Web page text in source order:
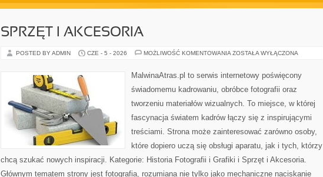
SPRZĘT I AKCESORIA
POSTED BY ADMIN CZE - 5 - 2026 MOŻLIWOŚĆ KOMENTOWANIA SPRZĘT
ZOSTAŁA WYŁĄCZONA
MalwinaAtras.pl to serwis internetowy poświęcony
świadomemu kadrowaniu, obróbce fotografii oraz
tworzeniu materiałów wizualnych. To miejsce, w której
fascynacja światem kadrów łączy się z inspirującymi
treściami. Strona może zainteresować zarówno osoby,
które dopiero uczą się obsługi aparatu, jak i tych, którzy
chcą szukać nowych inspiracji. Kategorie: Historia Fotografii i Grafiki i Sprzęt i Akcesoria.
Głównym tematem strony jest fotografia, rozumiana nie tylko jako mechaniczne naciskanie